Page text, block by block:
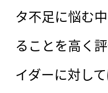
タ不足に悩む
ることを高く
イダーに対し